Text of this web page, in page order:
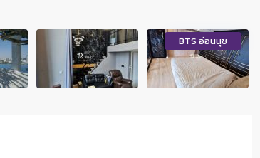
BTS อ่อนนุช